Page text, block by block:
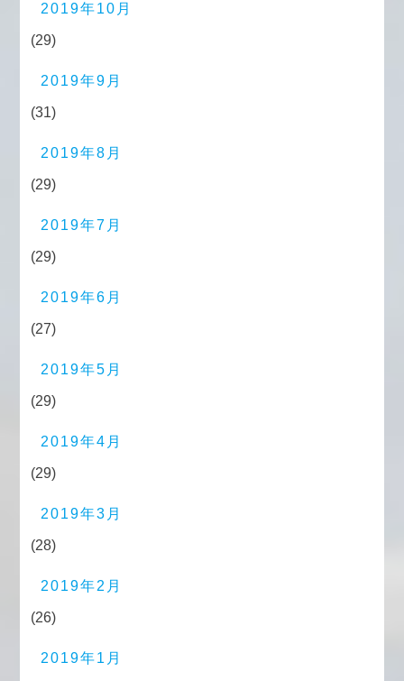
2019年10月
(29)
2019年9月
(31)
2019年8月
(29)
2019年7月
(29)
2019年6月
(27)
2019年5月
(29)
2019年4月
(29)
2019年3月
(28)
2019年2月
(26)
2019年1月